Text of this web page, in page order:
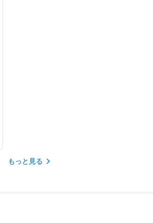
もっと見る